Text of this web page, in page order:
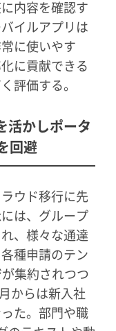
内容を確認す
イルアプリは
に使いやす
に貢献できる
評価する。
活かしポータ
回避
ウド移行に先
は、グループ
、様々な通達
種申請のテン
集約されつつ
からは新入社
た。部門や職